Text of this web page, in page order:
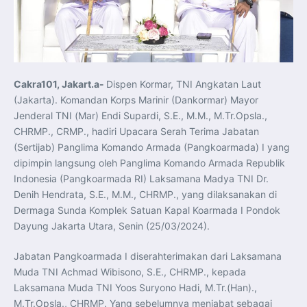
Koordinasi Jaga Stabilitas Keuangan dan Kepercayaan
Pasar
Presiden Prabowo Perkuat Sinergi Perguruan Tinggi dan
PT PAL untuk Majukan Industri Perkapalan Nasional
KASAL dan Panglima Armada Pasifik Rusia Resmi Buka
Latma ORRUDA 2026
T-50i Golden Eagle TNI AU Meriahkan Pitch Black Mindil
Indonesia dan Turki Sepakati Joint Action Plan 2026–
2027, Perkuat Pasar Kerja Inklusif hingga Transformasi
Balai Vokasi
TNI AU Tingkatkan Kemampuan Personel melalui
Pelatihan Signal Radio untuk Misi Pertahanan Udara dan
Radar
Menkeu Purbaya Instruksikan Penyelarasan Aturan KEK
untuk Perkuat Daya Saing Industri Dalam Negeri
Mentan Amran Pacu Produksi Gula Nasional, Target
Swasembada Gula Putih Dua Tahun dan Tembus 3 Juta
Ton
Menlu Sugiono Tekankan Inovasi sebagai Kunci
Penguatan Kerja Sama Konkret ASEAN Plus Three
Latma ORRUDA 2026 di Vladivostok Perkuat Diplomasi
Maritim TNI AL dan Rusia
Latihan DACT di Exercise Pitch Black 2026 Tingkatkan
Menlu Sugiono: “Kekuatan Ekonomi ASEAN-RRT Harus
Menjadi Penopang Stabilitas Kawasan”
ASEAN dan Amerika Serikat Perkuat Kemitraan untuk
Jaga Stabilitas Kawasan dan Dorong Pertumbuhan
Ekonomi
Presiden Prabowo Terima Direktur FBI, Indonesia dan AS
Cakra101, Jakart.a- Dispen Kormar, TNI Angkatan Laut
(Jakarta). Komandan Korps Marinir (Dankormar) Mayor
Jenderal TNI (Mar) Endi Supardi, S.E., M.M., M.Tr.Opsla.,
CHRMP., CRMP., hadiri Upacara Serah Terima Jabatan
(Sertijab) Panglima Komando Armada (Pangkoarmada) I yang
dipimpin langsung oleh Panglima Komando Armada Republik
Indonesia (Pangkoarmada RI) Laksamana Madya TNI Dr.
Denih Hendrata, S.E., M.M., CHRMP., yang dilaksanakan di
Dermaga Sunda Komplek Satuan Kapal Koarmada I Pondok
Dayung Jakarta Utara, Senin (25/03/2024).
Jabatan Pangkoarmada I diserahterimakan dari Laksamana
Muda TNI Achmad Wibisono, S.E., CHRMP., kepada
Laksamana Muda TNI Yoos Suryono Hadi, M.Tr.(Han).,
M.Tr.Opsla., CHRMP. Yang sebelumnya menjabat sebagai